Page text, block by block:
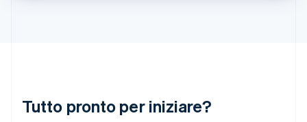
Tutto pronto per iniziare?
Malta
English